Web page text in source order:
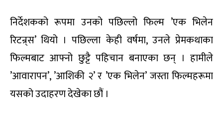
निर्देशकको रूपमा उनको पछिल्लो फिल्म ’एक भिलेन
रिटन्र्स’ थियो । पछिल्ला केही वर्षमा, उनले प्रेमकथाका
फिल्मबाट आफ्नो छुट्टै पहिचान बनाएका छन् । हामीले
’आवारापन’, ’आशिकी २’ र ’एक भिलेन’ जस्ता फिल्महरूमा
यसको उदाहरण देखेका छौं ।